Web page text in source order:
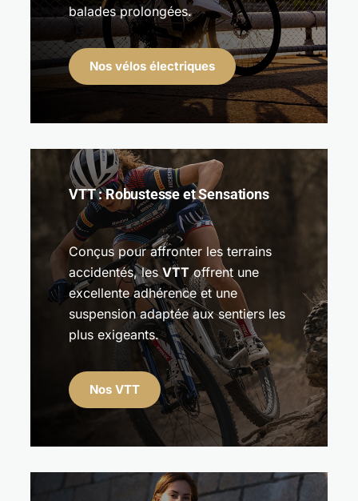
balades prolongées.
Nos vélos électriques
VTT : Robustesse et Sensations
Conçus pour affronter les terrains
accidentés, lesVTToffrent une
excellente adhérence et une
suspension adaptée aux sentiers les
plus exigeants.
Nos VTT